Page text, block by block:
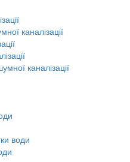
каналізації
каналізації
води